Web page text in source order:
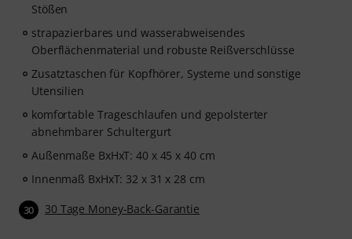
Stößen
strapazierbares und wasserabweisendes
Oberflächenmaterial und robuste Reißverschlüsse
Zusatztaschen für Kopfhörer, Systeme und sonstige
Utensilien
komfortable Trageschlaufen und gepolsterter
abnehmbarer Schultergurt
Außenmaße BxHxT: 40 x 45 x 40 cm
Innenmaß BxHxT: 32 x 31 x 28 cm
30 30 Tage Money-Back-Garantie